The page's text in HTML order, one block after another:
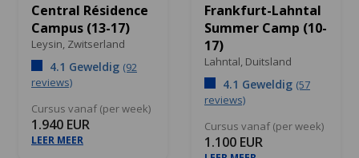
Central Résidence
Campus (13-17)
Leysin, Zwitserland
4.1 Geweldig (92
reviews)
Cursus vanaf (per week)
1.940 EUR
LEER MEER
Frankfurt-Lahntal
Summer Camp (10-
17)
Lahntal, Duitsland
4.1 Geweldig (57
reviews)
Cursus vanaf (per week)
1.100 EUR